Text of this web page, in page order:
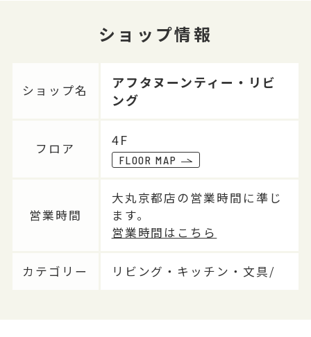
ショップ情報
ショップ名
アフタヌーンティー・リビ
ング
フロア
4F
FLOOR MAP
営業時間
大丸京都店の営業時間に準じ
ます。
営業時間はこちら
カテゴリー リビング・キッチン・文具/